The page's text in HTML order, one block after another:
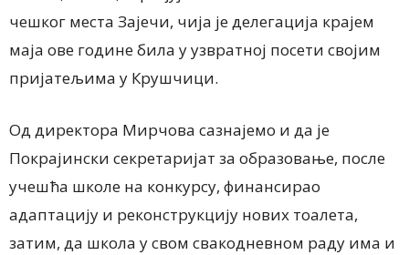
чешког места Зајечи, чија је делегација крајем
маја ове године била у узвратној посети својим
пријатељима у Крушчици.
Од директора Мирчова сазнајемо и да је
Покрајински секретаријат за образовање, после
учешћа школе на конкурсу, финансирао
адаптацију и реконструкцију нових тоалета,
затим, да школа у свом свакодневном раду има и